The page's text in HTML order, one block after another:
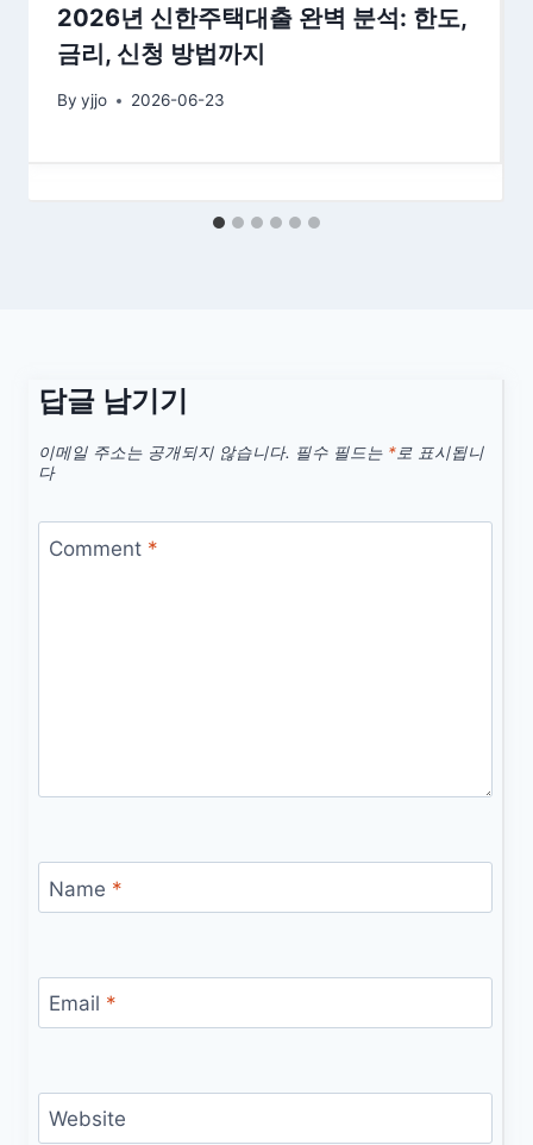
2026년 신한주택대출 완벽 분석: 한도,
금리, 신청 방법까지
By yjjo 2026-06-23
답글 남기기
이메일 주소는 공개되지 않습니다. 필수 필드는 *로 표시됩니
다
Comment *
Name *
Email *
Website